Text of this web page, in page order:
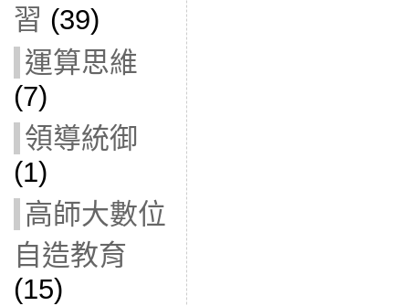
習 (39)
運算思維
(7)
領導統御
(1)
高師大數位
自造教育
(15)